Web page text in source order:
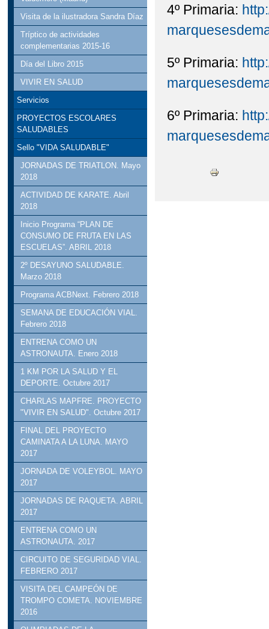
Visita de la ilustradora Sandra Díaz
Tríptico de actividades
complementarias 2015-16
Día del Libro 2015
VIVIR EN SALUD
Servicios
PROYECTOS ESCOLARES
SALUDABLES
Sello "VIDA SALUDABLE"
JORNADAS DE TRIATLON. Mayo
2018
ACTIVIDAD DE KARATE. Abril
2018
Inicio Programa “PLAN DE
CONSUMO DE FRUTA EN LAS
ESCUELAS”. ABRIL 2018
2º DESAYUNO SALUDABLE.
Marzo 2018
Programa ACBNext. Febrero 2018
SEMANA DE EDUCACIÓN VIAL.
Febrero 2018
ENTRENA COMO UN
ASTRONAUTA. Enero 2018
1 KM POR LA SALUD Y EL
DEPORTE. Octubre 2017
CHARLAS MAPFRE. PROYECTO
"VIVIR EN SALUD". Octubre 2017
FINAL DEL PROYECTO
CAMINATA A LA LUNA. MAYO
2017
JORNADA DE VOLEYBOL. MAYO
2017
JORNADAS DE RAQUETA. ABRIL
2017
ENTRENA COMO UN
ASTRONAUTA. 2017
CIRCUITO DE SEGURIDAD VIAL.
FEBRERO 2017
VISITA DEL CAMPEÓN DE
TROMPO COMETA. NOVIEMBRE
2016
4º Primaria:
5º Primaria:
6º Primaria: